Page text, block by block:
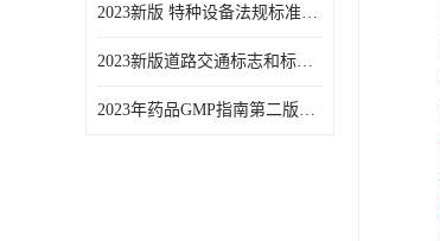
2023新版 特种设备法规标准手册 机电类标准电梯卷 共两本
2023新版道路交通标志和标线手册
2023年药品GMP指南第二版全6册